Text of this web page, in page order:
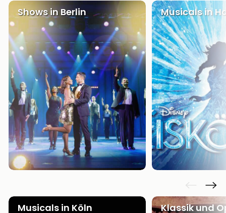
Shows in Berlin
Musicals in
Musicals in Köln Klassik und